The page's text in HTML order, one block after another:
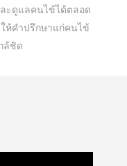
ะดูแลคนไข้ได้ตลอด
ห้คำปรึกษาแก่คนไข้
ล้ชิด